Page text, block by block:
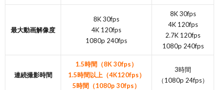
最大動画解像度
8K 30fps
4K 120fps
1080p 240fps
8K 30fps
4K 120fps
2.7K 120fps
1080p 240fps
連続撮影時間
1.5時間（8K 30fps）
1.5時間以上（4K120fps）
5時間（1080p 30fps）
3時間
（1080p 24fps）